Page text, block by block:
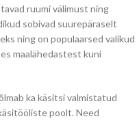
ruumi välimust ning
sobivad suurepäraselt
ning on populaarsed valikud
maalähedastest kuni
ka käsitsi valmistatud
poolt. Need